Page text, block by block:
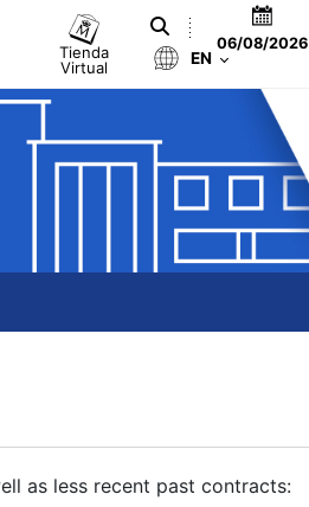
Tienda
Virtual
06/08/2026
EN
as less recent past contracts: